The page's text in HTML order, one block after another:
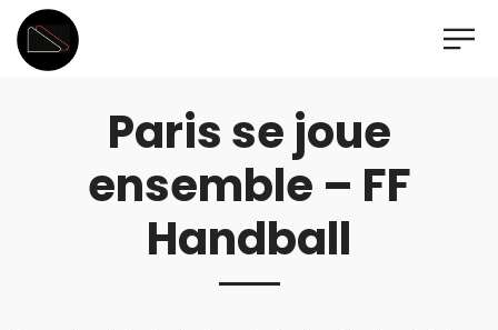
Paris se joue
ensemble – FF
Handball